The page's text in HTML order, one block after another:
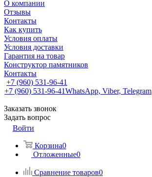
О компании
Отзывы
Контакты
Как купить
Условия оплаты
Условия доставки
Гарантия на товар
Конструктор памятников
Контакты
+7 (960) 531-96-41
+7 (960) 531-96-41WhatsApp, Viber, Telegram
Заказать звонок
Задать вопрос
Войти
Корзина0
Отложенные0
Сравнение товаров0